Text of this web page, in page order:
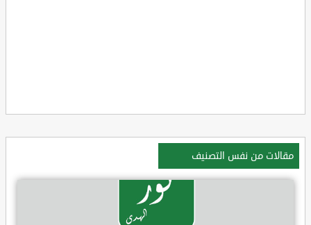
مقالات من نفس التصنيف